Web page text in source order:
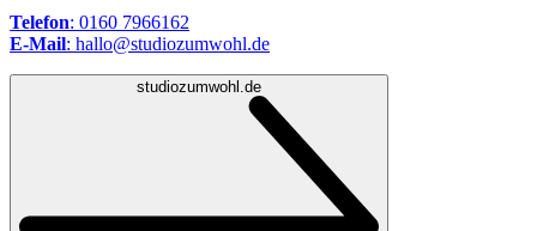
Telefon: 0160 7966162
E-Mail: hallo@studiozumwohl.de
studiozumwohl.de